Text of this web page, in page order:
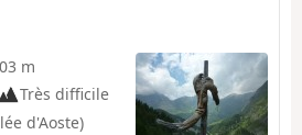
m
Très difficile
d'Aoste)